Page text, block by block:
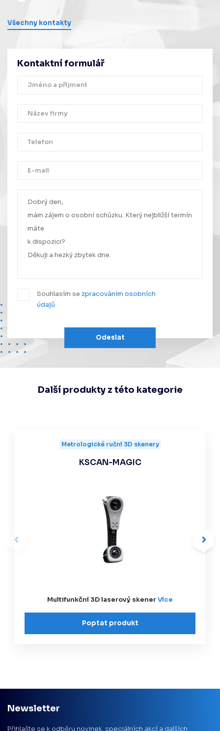
Všechny kontakty
Kontaktní formulář
Souhlasím se zpracováním osobních
údajů
Odeslat
Vaše zpráva byla úspěšně odeslána.
Další produkty z této kategorie
Metrologické ruční 3D skenery
KSCAN-MAGIC
Multifunkční 3D laserový skener Více
Poptat produkt
Newsletter
Přihlašte se k odběru novinek, speciálních akcí a dalších